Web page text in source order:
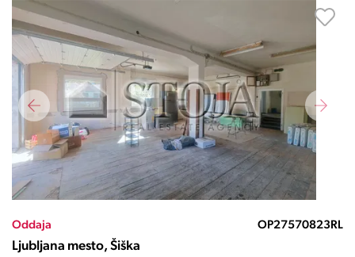
Oddaja OP27570823RL
Ljubljana mesto, Šiška